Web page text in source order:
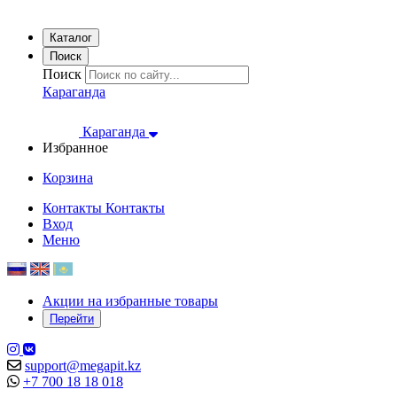
Каталог
Поиск
Поиск
Караганда
Караганда
Избранное
Корзина
Контакты Контакты
Вход
Меню
Акции на избранные товары
Перейти
support@megapit.kz
+7 700 18 18 018